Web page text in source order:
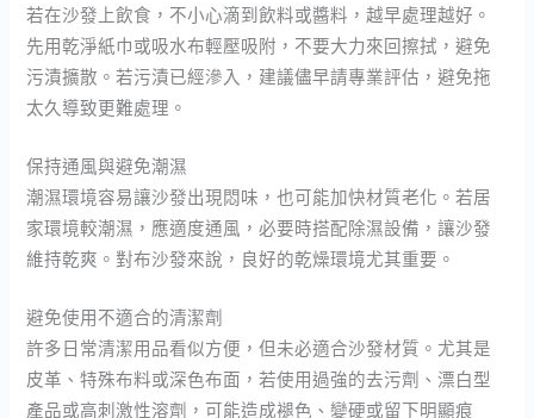
若在沙發上飲食，不小心滴到飲料或醬料，越早處理越好。
先用乾淨紙巾或吸水布輕壓吸附，不要大力來回擦拭，避免
污漬擴散。若污漬已經滲入，建議儘早請專業評估，避免拖
太久導致更難處理。
保持通風與避免潮濕
潮濕環境容易讓沙發出現悶味，也可能加快材質老化。若居
家環境較潮濕，應適度通風，必要時搭配除濕設備，讓沙發
維持乾爽。對布沙發來說，良好的乾燥環境尤其重要。
避免使用不適合的清潔劑
許多日常清潔用品看似方便，但未必適合沙發材質。尤其是
皮革、特殊布料或深色布面，若使用過強的去污劑、漂白型
產品或高刺激性溶劑，可能造成褪色、變硬或留下明顯痕